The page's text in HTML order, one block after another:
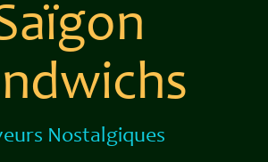
Nostalgiques